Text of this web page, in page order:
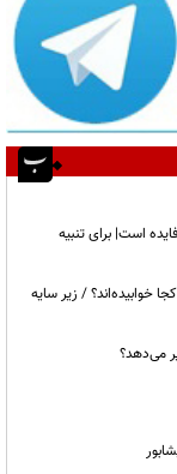
است| برای تنبیه
خوابیده‌اند؟ / زیر سایه
می‌دهد؟